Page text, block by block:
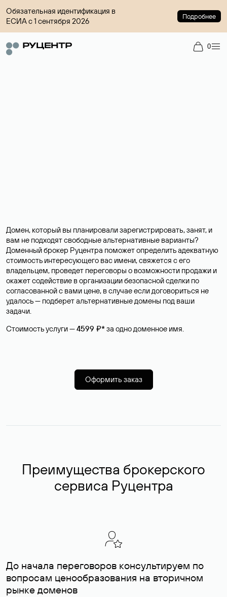
Обязательная идентификация в
ЕСИА с 1 сентября 2026
Подробнее
0
Домен, который вы планировали зарегистрировать, занят, и
вам не подходят свободные альтернативные варианты?
Доменный брокер Руцентра поможет определить адекватную
стоимость интересующего вас имени, свяжется с его
владельцем, проведет переговоры о возможности продажи и
окажет содействие в организации безопасной сделки по
согласованной с вами цене, в случае если договориться не
удалось — подберет альтернативные домены под ваши
задачи.
Стоимость услуги —4599 ₽*за одно доменное имя.
Оформить заказ
Преимущества брокерского
сервиса Руцентра
До начала переговоров консультируем по
вопросам ценообразования на вторичном
рынке доменов